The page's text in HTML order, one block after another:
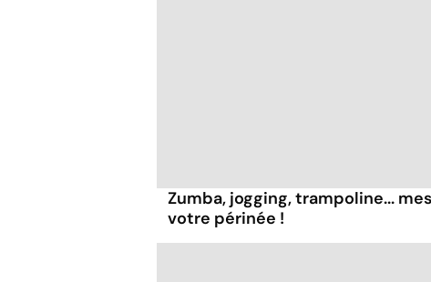
Zumba, jogging, trampoline...
votre périnée !